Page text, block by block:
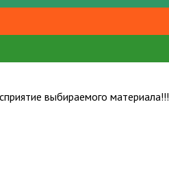
выбираемого материала!!!